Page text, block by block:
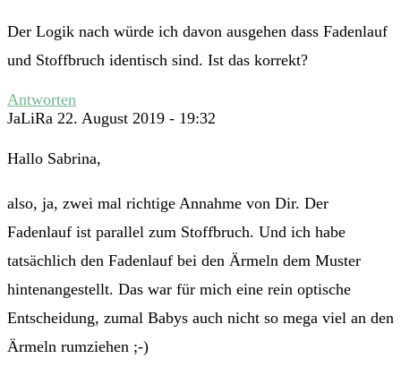
Der Logik nach würde ich davon ausgehen dass Fadenlauf
und Stoffbruch identisch sind. Ist das korrekt?
Antworten
JaLiRa 22. August 2019 - 19:32
Hallo Sabrina,
also, ja, zwei mal richtige Annahme von Dir. Der
Fadenlauf ist parallel zum Stoffbruch. Und ich habe
tatsächlich den Fadenlauf bei den Ärmeln dem Muster
hintenangestellt. Das war für mich eine rein optische
Entscheidung, zumal Babys auch nicht so mega viel an den
Ärmeln rumziehen ;-)